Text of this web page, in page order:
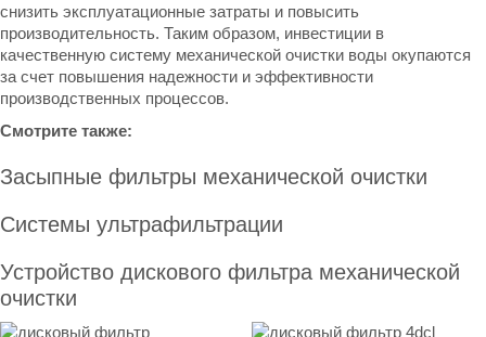
снизить эксплуатационные затраты и повысить
производительность. Таким образом, инвестиции в
качественную систему механической очистки воды окупаются
за счет повышения надежности и эффективности
производственных процессов.
Смотрите также:
Засыпные фильтры механической очистки
Системы ультрафильтрации
Устройство дискового фильтра механической
очистки